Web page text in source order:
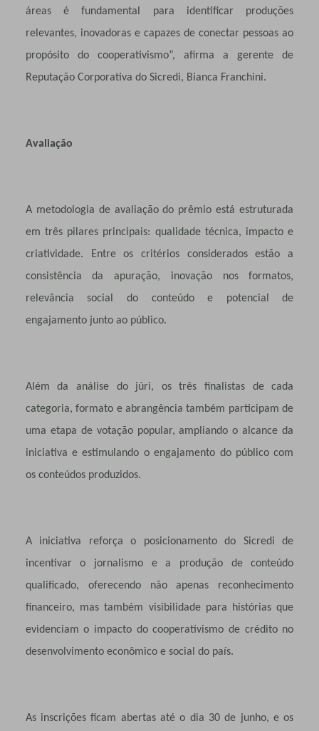
áreas é fundamental para identificar produções
relevantes, inovadoras e capazes de conectar pessoas ao
propósito do cooperativismo”, afirma a gerente de
Reputação Corporativa do Sicredi, Bianca Franchini.
Avaliação
A metodologia de avaliação do prêmio está estruturada
em três pilares principais: qualidade técnica, impacto e
criatividade. Entre os critérios considerados estão a
consistência da apuração, inovação nos formatos,
relevância social do conteúdo e potencial de
engajamento junto ao público.
Além da análise do júri, os três finalistas de cada
categoria, formato e abrangência também participam de
uma etapa de votação popular, ampliando o alcance da
iniciativa e estimulando o engajamento do público com
os conteúdos produzidos.
A iniciativa reforça o posicionamento do Sicredi de
incentivar o jornalismo e a produção de conteúdo
qualificado, oferecendo não apenas reconhecimento
financeiro, mas também visibilidade para histórias que
evidenciam o impacto do cooperativismo de crédito no
desenvolvimento econômico e social do país.
As inscrições ficam abertas até o dia 30 de junho, e os